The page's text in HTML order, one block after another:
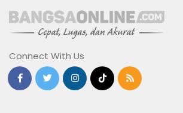
Connect With Us